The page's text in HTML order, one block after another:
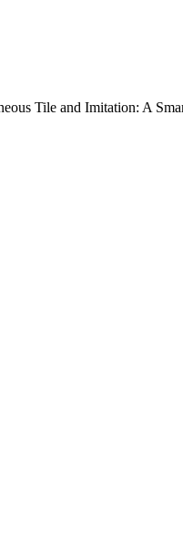
Tile and Imitation: A